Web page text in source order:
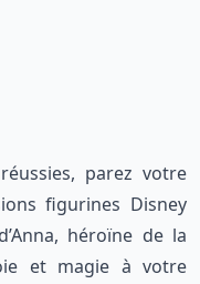
parez votre
figurines Disney
héroïne de la
et magie à votre